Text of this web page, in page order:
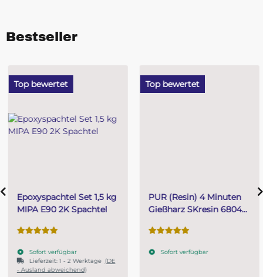
Bestseller
Top bewertet
Epoxyspachtel Set 1,5 kg
MIPA E90 2K Spachtel
Sofort verfügbar
Lieferzeit:1 - 2 Werktage (DE
- Ausland abweichend)
Top bewertet
PUR (Resin) 4 Minuten
Gießharz SKresin 6804
Sofort verfügbar